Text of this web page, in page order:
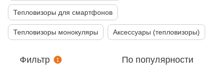
Тепловизоры для смартфонов
Тепловизоры монокуляры Аксессуары (тепловизоры)
Фильтр 1 По популярности